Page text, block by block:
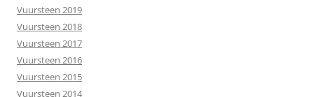
Vuursteen 2019
Vuursteen 2018
Vuursteen 2017
Vuursteen 2016
Vuursteen 2015
Vuursteen 2014